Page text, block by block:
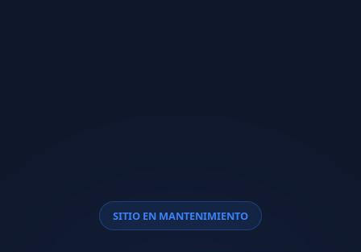
SITIO EN MANTENIMIENTO